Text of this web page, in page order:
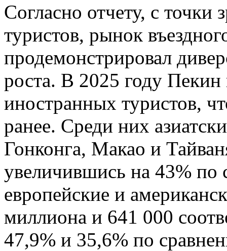
Согласно отчету, с точки
туристов, рынок
продемонстрировал
роста. В 2025 году
иностранных туристов,
ранее. Среди них
Гонконга, Макао и
увеличившись на 43%
европейские и
миллиона и 641 000
47,9% и 35,6% по